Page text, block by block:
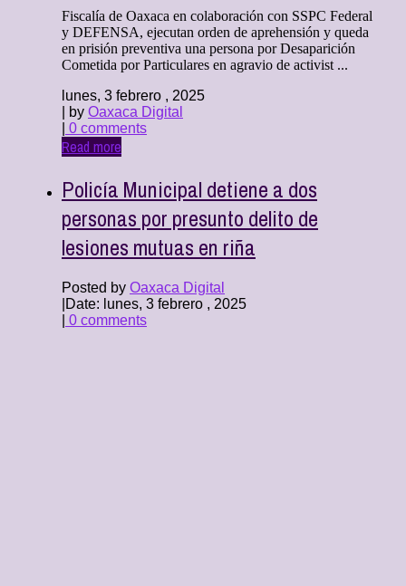
Fiscalía de Oaxaca en colaboración con SSPC Federal
y DEFENSA, ejecutan orden de aprehensión y queda
en prisión preventiva una persona por Desaparición
Cometida por Particulares en agravio de activist ...
lunes, 3 febrero , 2025
| by Oaxaca Digital
0 comments
Read more
Policía Municipal detiene a dos
personas por presunto delito de
lesiones mutuas en riña
Posted by Oaxaca Digital
Date: lunes, 3 febrero , 2025
0 comments